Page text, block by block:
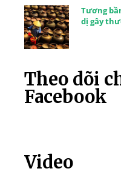
Tương
dị gây
Theo dõi
Facebook
Video